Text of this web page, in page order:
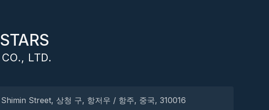
LTD.
Street, 상청 구, 항저우 / 항주, 중국, 310016